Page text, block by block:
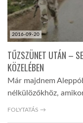
2016-09-20
TŰZSZÜNET UTÁN –
KÖZELÉBEN
Már majdnem
nélkülözőkhöz,
FOLYTATÁS →